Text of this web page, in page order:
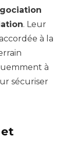
. Leur
à la
à
sécuriser